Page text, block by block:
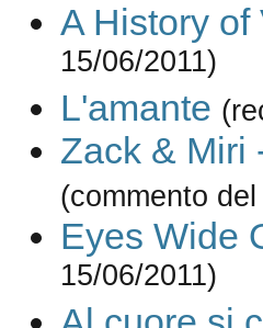
A History of
15/06/2011)
L'amante
Zack & Miri
(commento
Eyes Wide
15/06/2011)